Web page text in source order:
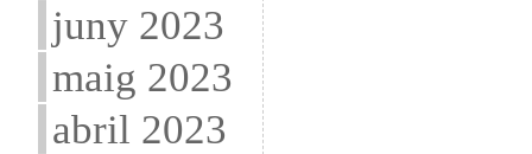
juny 2023
maig 2023
abril 2023